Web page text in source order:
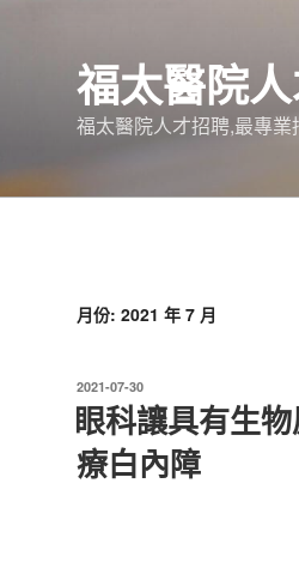
福太醫院
福太醫院人才招聘,最專
月份: 2021 年 7 月
發
佈
於
2021-07-30
眼科讓具有生
療白內障